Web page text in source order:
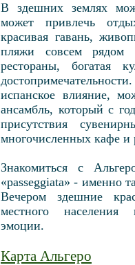
В здешних землях
может привлечь
красивая гавань,
пляжи совсем рядом
рестораны, богатая
испанское влияние,
ансамбль, который с
присутствия
многочисленных кафе и
Знакомиться с
«passeggiata» - именно
Вечером здешние
местного населения
эмоции.
Карта Альгеро